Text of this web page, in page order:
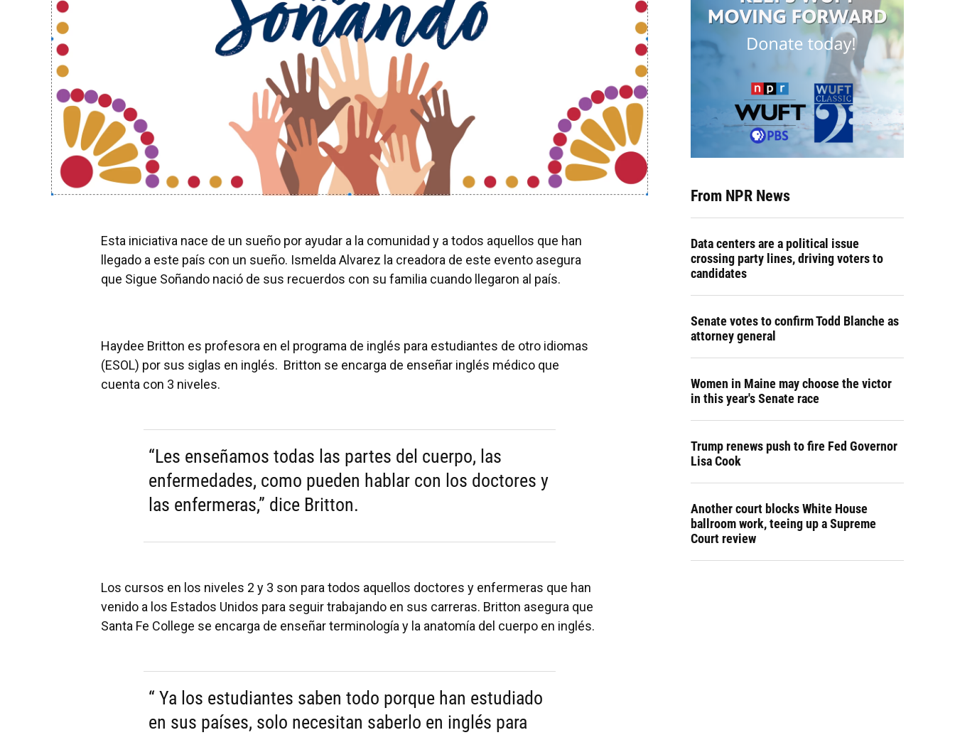
Esta iniciativa nace de un sueño por ayudar a la comunidad y a todos aquellos que han
llegado a este país con un sueño. Ismelda Alvarez la creadora de este evento asegura
que Sigue Soñando nació de sus recuerdos con su familia cuando llegaron al país.
Haydee Britton es profesora en el programa de inglés para estudiantes de otro idiomas
(ESOL) por sus siglas en inglés. Britton se encarga de enseñar inglés médico que
cuenta con 3 niveles.
“Les enseñamos todas las partes del cuerpo, las
enfermedades, como pueden hablar con los doctores y
las enfermeras,” dice Britton.
Los cursos en los niveles 2 y 3 son para todos aquellos doctores y enfermeras que han
venido a los Estados Unidos para seguir trabajando en sus carreras. Britton asegura que
Santa Fe College se encarga de enseñar terminología y la anatomía del cuerpo en inglés.
“ Ya los estudiantes saben todo porque han estudiado
en sus países, solo necesitan saberlo en inglés para
From NPR News
Data centers are a political issue
crossing party lines, driving voters to
candidates
Senate votes to confirm Todd Blanche as
attorney general
Women in Maine may choose the victor
in this year's Senate race
Trump renews push to fire Fed Governor
Lisa Cook
Another court blocks White House
ballroom work, teeing up a Supreme
Court review